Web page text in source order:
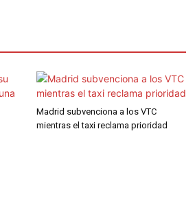
Madrid subvenciona a los VTC
mientras el taxi reclama prioridad